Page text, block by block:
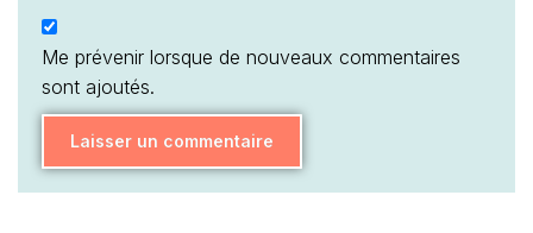
Me prévenir lorsque de nouveaux commentaires
sont ajoutés.